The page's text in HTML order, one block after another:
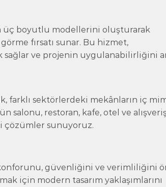
üç boyutlu modellerini oluşturarak
fırsatı sunar. Bu hizmet,
ve projenin uygulanabilirliğini
farklı sektörlerdeki mekânların iç
salonu, restoran, kafe, otel ve
çözümler sunuyoruz.
güvenliğini ve verimliliğini
için modern tasarım yaklaşımlarını